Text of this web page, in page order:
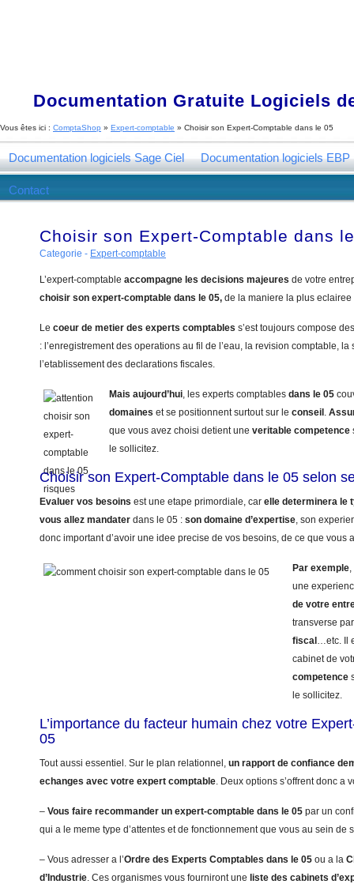
Documentation Gratuite Logiciels
Vous êtes ici : ComptaShop » Expert-comptable » Choisir son Expert-Comptable dans le 05
Documentation logiciels Sage Ciel Documentation logiciels EBP
Contact
Choisir son Expert-Comptable dans
Categorie - Expert-comptable
L’expert-comptable accompagne les decisions majeures de votre
choisir son expert-comptable dans le 05, de la maniere la plus
Le coeur de metier des experts comptables s’est toujours compose
: l’enregistrement des operations au fil de l’eau, la revision comptable, la
l’etablissement des declarations fiscales.
Mais aujourd’hui, les experts comptables dans le 05
domaines et se positionnent surtout sur le conseil .
que vous avez choisi detient une veritable competence
le sollicitez.
Choisir son Expert-Comptable dans le 05 selon
Evaluer vos besoins est une etape primordiale, car elle determinera le
vous allez mandater dans le 05 : son domaine d’expertise, son
donc important d’avoir une idee precise de vos besoins, de ce que vous
Par exemple
une
de votre
transverse
fiscal …etc. Il
cabinet de
competence
le sollicitez.
L’importance du facteur humain chez votre
05
Tout aussi essentiel. Sur le plan relationnel, un rapport de confiance
echanges avec votre expert comptable. Deux options s’offrent donc a
– Vous faire recommander un expert-comptable dans le 05 par un
qui a le meme type d’attentes et de fonctionnement que vous au sein de
– Vous adresser a l’Ordre des Experts Comptables dans le 05 ou a la
d’Industrie. Ces organismes vous fourniront une liste des cabinets